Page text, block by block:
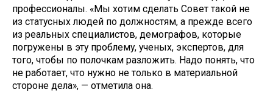
профессионалы. «Мы хотим сделать Совет такой не
из статусных людей по должностям, а прежде всего
из реальных специалистов, демографов, которые
погружены в эту проблему, ученых, экспертов, для
того, чтобы по полочкам разложить. Надо понять, что
не работает, что нужно не только в материальной
стороне дела», — отметила она.